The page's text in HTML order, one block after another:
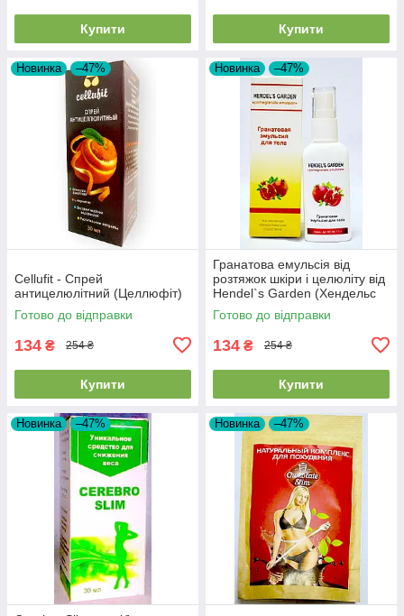
Купити Купити
Новинка –47%
Cellufit - Спрей
антицелюлітний (Целлюфіт)
Готово до відправки
134 ₴ 254 ₴
Купити
Новинка –47%
Гранатова емульсія від
розтяжок шкіри і целюліту від
Hendel`s Garden (Хендельс
Гаден)
Готово до відправки
134 ₴ 254 ₴
Купити
Новинка –47% Новинка –47%